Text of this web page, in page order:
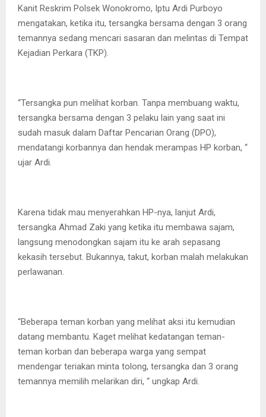
Kanit Reskrim Polsek Wonokromo, Iptu Ardi Purboyo
mengatakan, ketika itu, tersangka bersama dengan 3 orang
temannya sedang mencari sasaran dan melintas di Tempat
Kejadian Perkara (TKP).
“Tersangka pun melihat korban. Tanpa membuang waktu,
tersangka bersama dengan 3 pelaku lain yang saat ini
sudah masuk dalam Daftar Pencarian Orang (DPO),
mendatangi korbannya dan hendak merampas HP korban, “
ujar Ardi.
Karena tidak mau menyerahkan HP-nya, lanjut Ardi,
tersangka Ahmad Zaki yang ketika itu membawa sajam,
langsung menodongkan sajam itu ke arah sepasang
kekasih tersebut. Bukannya, takut, korban malah melakukan
perlawanan.
“Beberapa teman korban yang melihat aksi itu kemudian
datang membantu. Kaget melihat kedatangan teman-
teman korban dan beberapa warga yang sempat
mendengar teriakan minta tolong, tersangka dan 3 orang
temannya memilih melarikan diri, “ ungkap Ardi.